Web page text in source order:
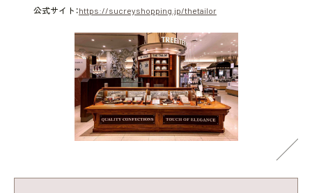
公式サイト：https://sucreyshopping.jp/thetailor